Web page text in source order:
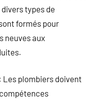
types de
formés pour
neuves aux
plombiers doivent